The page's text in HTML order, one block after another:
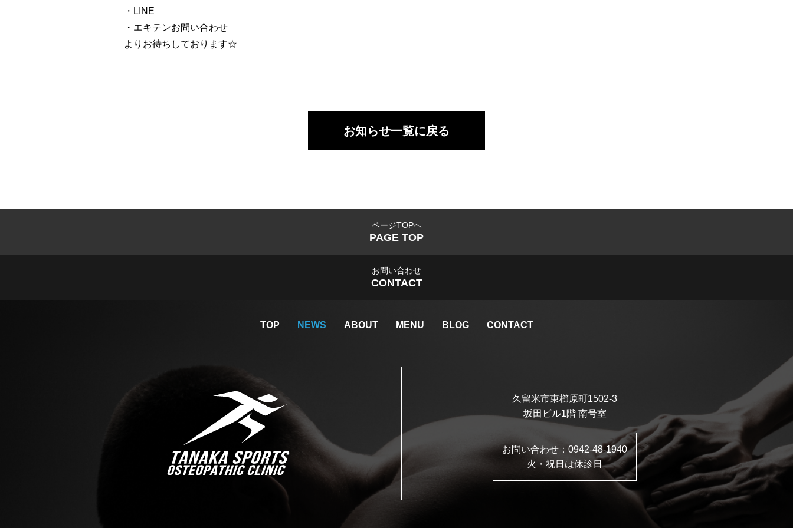
・LINE
・エキテンお問い合わせ
よりお待ちしております☆
お知らせ一覧に戻る
ページTOPへ
PAGE TOP
お問い合わせ
CONTACT
TOP NEWS ABOUT MENU BLOG CONTACT
久留米市東櫛原町1502-3
坂田ビル1階 南号室
お問い合わせ： 0942-48-1940
火・祝日は休診日